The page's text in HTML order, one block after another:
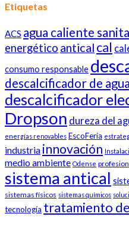
Etiquetas
ACS agua caliente
energético antical cal
consumo responsable
descalcificador de agua
descalcificador
Dropson dureza del
energías renovables EscoFeria
industria innovación
medio ambiente Odense
sistema antical
sistemas físicos sistemas químicos
tecnología tratamiento